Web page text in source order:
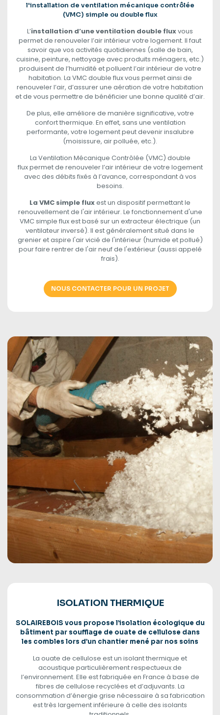
l'installation de ventilation mécanique contrôlée
(VMC) simple ou double flux
L’installation d’une ventilation double fluxvous
permet de renouveler l’air intérieur votre logement. Il faut
savoir que vos activités quotidiennes (salle de bain,
cuisine, peinture, nettoyage avec produits ménagers, etc.)
produisent de l’humidité et polluent l’air intérieur de votre
habitation. La VMC double flux vous permet ainsi de
renouveler l’air, d’assurer une aération de votre habitation
et de vous permettre de bénéficier une bonne qualité d’air.
De plus, elle améliore de manière significative, votre
confort thermique. En effet, sans une ventilation
performante, votre logement peut devenir insalubre
(moisissure, air polluée, etc.).
La Ventilation Mécanique Contrôlée (VMC) double
flux permet de renouveler l’air intérieur de votre logement
avec des débits fixés à l’avance, correspondant à vos
besoins.
La VMC simple fluxest un dispositif permettant le
renouvellement de l'air intérieur. Le fonctionnement d'une
VMC simple flux est basé sur un extracteur électrique (un
ventilateur inversé). Il est généralement situé dans le
grenier et aspire l'air vicié de l'intérieur (humide et pollué)
pour faire rentrer de l'air neuf de l'extérieur (aussi appelé
frais).
NOUS CONTACTER POUR UN PROJET
ISOLATION THERMIQUE
SOLAIREBOIS vous propose l’isolation écologique du
bâtiment par soufflage de ouate de cellulose dans
les combles lors d’un chantier mené par nos soins
La ouate de cellulose est un isolant thermique et
acoustique particulièrement respectueux de
l’environnement. Elle est fabriquée en France à base de
fibres de cellulose recyclées et d’adjuvants. La
consommation d’énergie grise nécessaire à sa fabrication
est très largement inférieure à celle des isolants